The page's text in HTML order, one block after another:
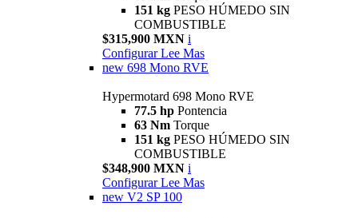
151 kg PESO HÚMEDO SIN
COMBUSTIBLE
$315,900 MXN i
Configurar Lee Mas
new 698 Mono RVE
Hypermotard 698 Mono RVE
77.5 hp Pontencia
63 Nm Torque
151 kg PESO HÚMEDO SIN
COMBUSTIBLE
$348,900 MXN i
Configurar Lee Mas
new V2 SP 100